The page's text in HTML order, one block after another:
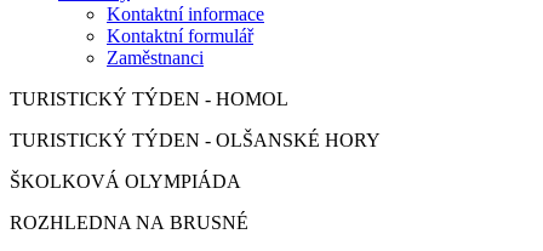
Kontaktní informace
Kontaktní formulář
Zaměstnanci
TURISTICKÝ TÝDEN - HOMOL
TURISTICKÝ TÝDEN - OLŠANSKÉ HORY
ŠKOLKOVÁ OLYMPIÁDA
ROZHLEDNA NA BRUSNÉ